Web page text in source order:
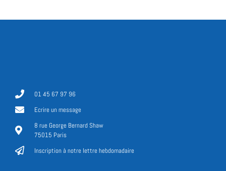
01 45 67 97 96
Ecrire un message
8 rue George Bernard Shaw
75015 Paris
Inscription à notre lettre hebdomadaire